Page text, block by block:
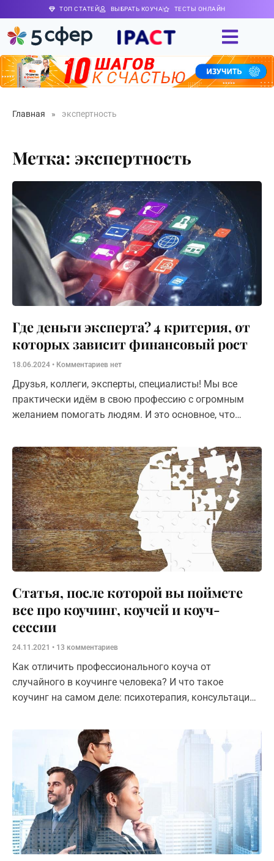
ТОП СТАТЕЙ ВЫБРАТЬ КОУЧА ТЕСТЫ ОНЛАЙН
Главная » экспертность
Метка: экспертность
Где деньги эксперта? 4 критерия, от
которых зависит финансовый рост
18.06.2024 Комментариев нет
Друзья, коллеги, эксперты, специалисты! Мы все
практически идём в свою профессию с огромным
желанием помогать людям. И это основное, что
Статья, после которой вы поймете
все про коучинг, коучей и коуч-
сессии
24.11.2021 13 комментариев
Как отличить профессионального коуча от
случайного в коучинге человека? И что такое
коучинг на самом деле: психотерапия, консультация